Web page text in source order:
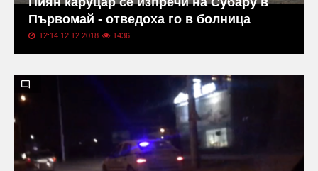
Първомай - отведоха го в болница
12:14 12.12.2018 1436